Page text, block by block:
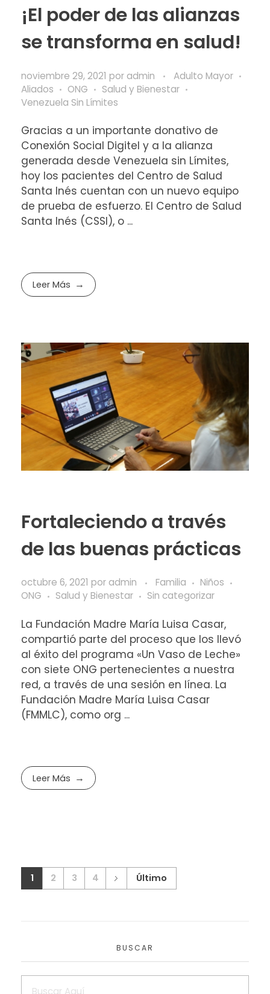
¡El poder de las alianzas
se transforma en salud!
noviembre 29, 2021 por admin
Adulto Mayor
Aliados
ONG
Salud y Bienestar
Venezuela Sin Límites
Gracias a un importante donativo de
Conexión Social Digitel y a la alianza
generada desde Venezuela sin Límites,
hoy los pacientes del Centro de Salud
Santa Inés cuentan con un nuevo equipo
de prueba de esfuerzo. El Centro de Salud
Santa Inés (CSSI), o ...
Leer Más
Fortaleciendo a través
de las buenas prácticas
octubre 6, 2021 por admin Familia
Niños
ONG
Salud y Bienestar Sin categorizar
La Fundación Madre María Luisa Casar,
compartió parte del proceso que los llevó
al éxito del programa «Un Vaso de Leche»
con siete ONG pertenecientes a nuestra
red, a través de una sesión en línea. La
Fundación Madre María Luisa Casar
(FMMLC), como org ...
Leer Más
1 2 3 4 Último
BUSCAR